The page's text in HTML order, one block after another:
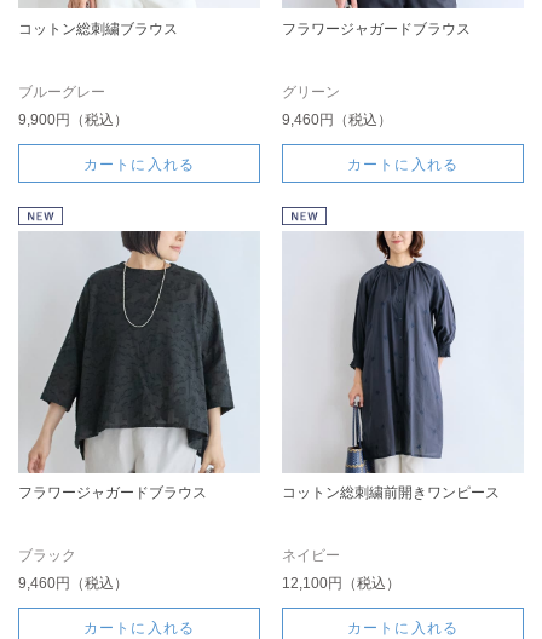
コットン総刺繍ブラウス
ブルーグレー
9,900円（税込）
カートに入れる
フラワージャガードブラウス
グリーン
9,460円（税込）
カートに入れる
フラワージャガードブラウス
ブラック
9,460円（税込）
カートに入れる
コットン総刺繍前開きワンピース
ネイビー
12,100円（税込）
カートに入れる